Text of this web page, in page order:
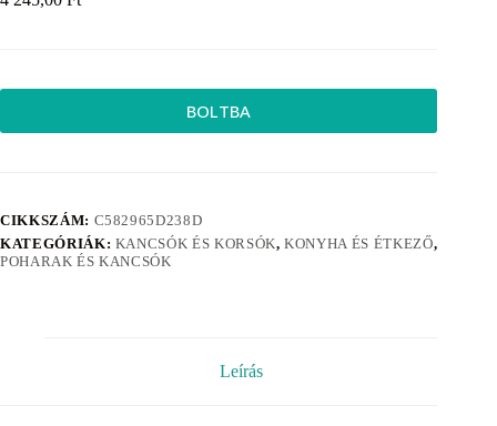
BOLTBA
CIKKSZÁM: C582965D238D
KATEGÓRIÁK: KANCSÓK ÉS KORSÓK,KONYHA ÉS ÉTKEZŐ,
POHARAK ÉS KANCSÓK
Leírás